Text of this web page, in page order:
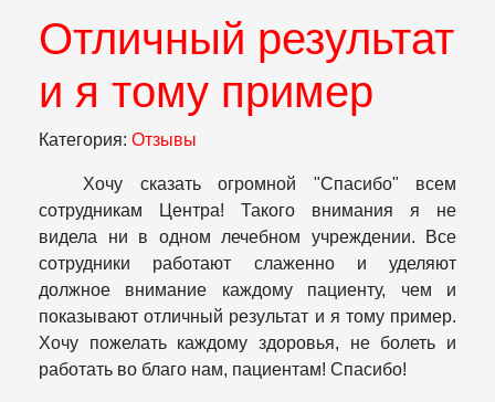
Отличный результат
и я тому пример
Категория: Отзывы
Хочу сказать огромной "Спасибо" всем
сотрудникам Центра! Такого внимания я не
видела ни в одном лечебном учреждении. Все
сотрудники работают слаженно и уделяют
должное внимание каждому пациенту, чем и
показывают отличный результат и я тому пример.
Хочу пожелать каждому здоровья, не болеть и
работать во благо нам, пациентам! Спасибо!